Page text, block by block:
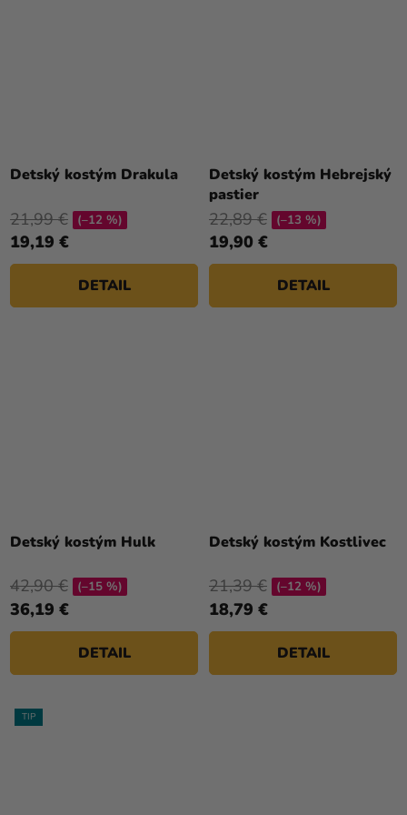
Detský kostým Drakula
hodnotenie
je
4,5
5
hviezdičiek.
19,19 €
21,99 € (–12 %)
DETAIL
Detský kostým Hebrejský
pastier
19,90 €
22,89 € (–13 %)
DETAIL
Detský kostým Hulk
36,19 €
42,90 € (–15 %)
DETAIL
Detský kostým Kostlivec
18,79 €
21,39 € (–12 %)
DETAIL
TIP